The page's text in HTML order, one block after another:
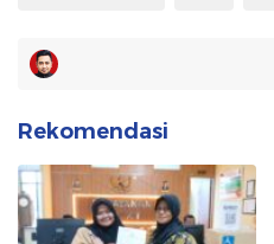
Rekomendasi